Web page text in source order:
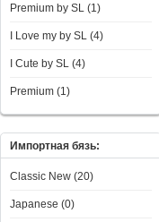
Premium by SL (1)
I Love my by SL (4)
I Сute by SL (4)
Premium (1)
Импортная бязь:
Classic New (20)
Japanese (0)